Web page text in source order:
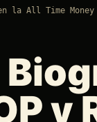
la All Time
y